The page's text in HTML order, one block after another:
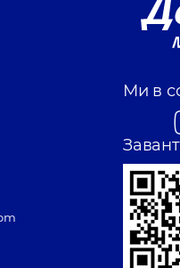
Ми в